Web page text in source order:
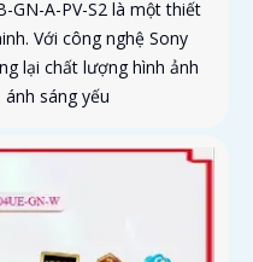
GN-A-PV-S2 là một thiết
Với công nghệ Sony
lại chất lượng hình ảnh
sáng yếu